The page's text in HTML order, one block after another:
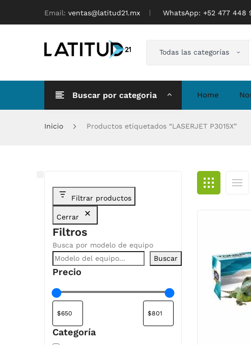
Email: ventas@latitud21.mx WhatsApp: ‪+52 477 448
Todas las categorías
Buscar por categoria Home
Inicio Productos etiquetados “LASERJET P3015X”
Filtrar productos
Cerrar
Filtros
Busca por modelo de equipo
Buscar
Precio
Categoría